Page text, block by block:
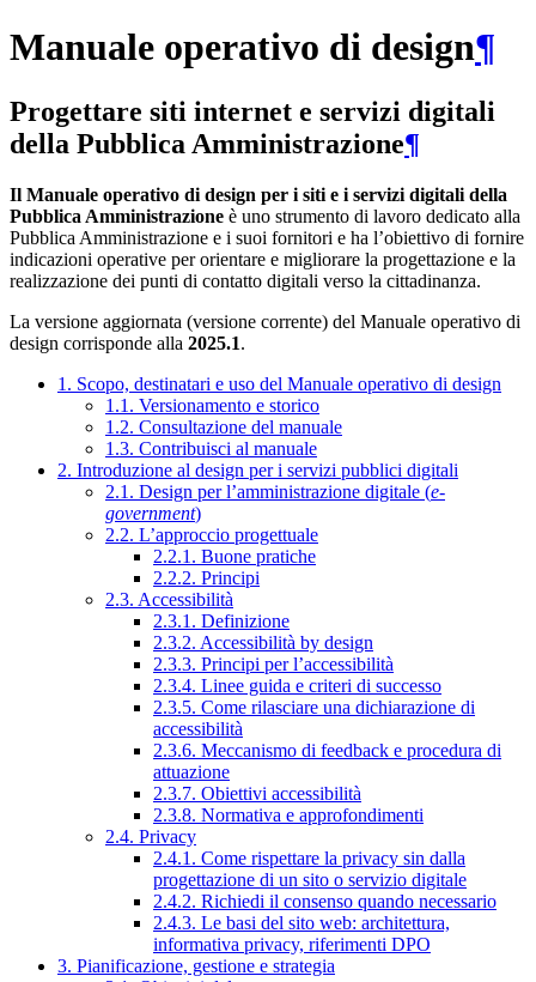
Manuale operativo di design¶
Progettare siti internet e servizi digitali
della Pubblica Amministrazione¶
Il Manuale operativo di design per i siti e i servizi digitali della
Pubblica Amministrazione è uno strumento di lavoro dedicato alla
Pubblica Amministrazione e i suoi fornitori e ha l’obiettivo di fornire
indicazioni operative per orientare e migliorare la progettazione e la
realizzazione dei punti di contatto digitali verso la cittadinanza.
La versione aggiornata (versione corrente) del Manuale operativo di
design corrisponde alla 2025.1.
1. Scopo, destinatari e uso del Manuale operativo di design
1.1. Versionamento e storico
1.2. Consultazione del manuale
1.3. Contribuisci al manuale
2. Introduzione al design per i servizi pubblici digitali
2.1. Design per l’amministrazione digitale (e-
government)
2.2. L’approccio progettuale
2.2.1. Buone pratiche
2.2.2. Principi
2.3. Accessibilità
2.3.1. Definizione
2.3.2. Accessibilità by design
2.3.3. Principi per l’accessibilità
2.3.4. Linee guida e criteri di successo
2.3.5. Come rilasciare una dichiarazione di
accessibilità
2.3.6. Meccanismo di feedback e procedura di
attuazione
2.3.7. Obiettivi accessibilità
2.3.8. Normativa e approfondimenti
2.4. Privacy
2.4.1. Come rispettare la privacy sin dalla
progettazione di un sito o servizio digitale
2.4.2. Richiedi il consenso quando necessario
2.4.3. Le basi del sito web: architettura,
informativa privacy, riferimenti DPO
3. Pianificazione, gestione e strategia